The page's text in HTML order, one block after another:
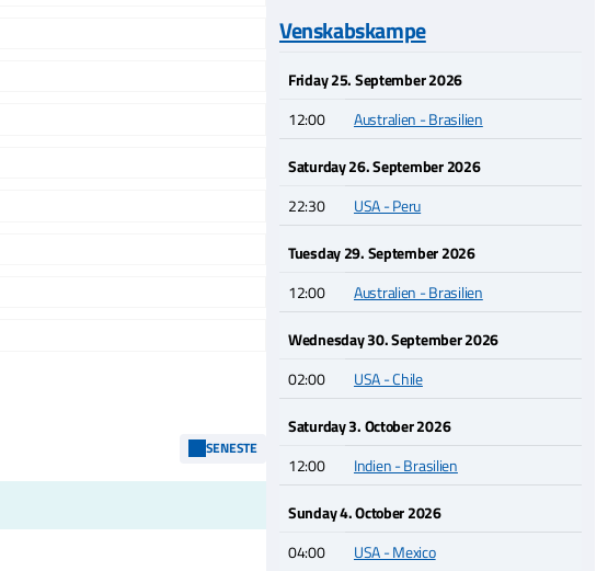
SENESTE
Venskabskampe
Friday 25. September 2026
12:00
Australien - Brasilien
Saturday 26. September 2026
22:30
USA - Peru
Tuesday 29. September 2026
12:00
Australien - Brasilien
Wednesday 30. September 2026
02:00
USA - Chile
Saturday 3. October 2026
12:00
Indien - Brasilien
Sunday 4. October 2026
04:00
USA - Mexico